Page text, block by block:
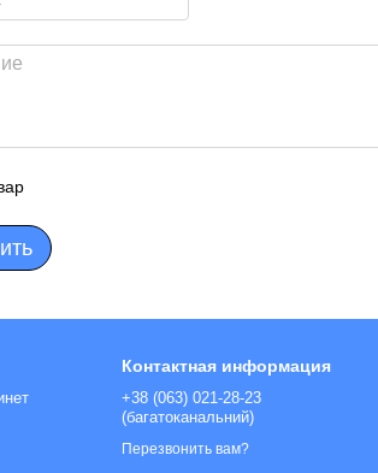
Контактная информация
+38 (063) 021-28-23
(багатоканальний)
Перезвонить вам?